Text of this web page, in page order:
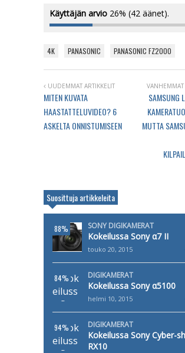
Käyttäjän arvio 26% (42 äänet).
4K PANASONIC PANASONIC FZ2000
UUDEMMAT ARTIKKELIT
MITEN KUVATA
HAASTATTELUVIDEO? 6
ASKELTA ONNISTUMISEEN
VANHEMMAT
SAMSUNG
MUTTA
Suosittuja artikkeleita
88% SONY DIGIKAMERAT
Kokeilussa Sony α7 II
touko 20, 2015
84% DIGIKAMERAT
Kokeilussa Sony α5100
helmi 10, 2015
94% DIGIKAMERAT
Kokeilussa Sony Cyber-
RX10